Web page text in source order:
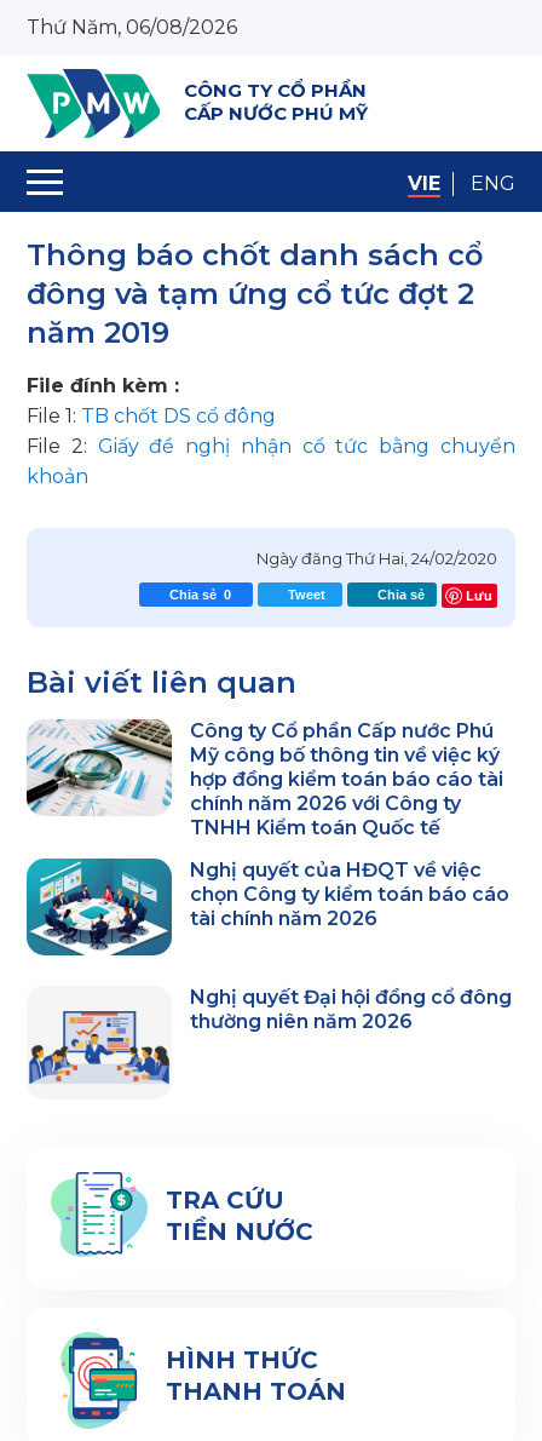
Thứ Năm, 06/08/2026
VIE ENG
CÔNG TY CỔ PHẦN
CẤP NƯỚC PHÚ MỸ
Thông báo chốt danh sách cổ
đông và tạm ứng cổ tức đợt 2
năm 2019
File đính kèm :
File 1: TB chốt DS cổ đông
File 2: Giấy đề nghị nhận cổ tức bằng chuyển
khoản
Ngày đăngThứ Hai, 24/02/2020
Chia sẻ 0 Tweet Chia sẻ Lưu
Bài viết liên quan
Công ty Cổ phần Cấp nước Phú
Mỹ công bố thông tin về việc ký
hợp đồng kiểm toán báo cáo tài
chính năm 2026 với Công ty
TNHH Kiểm toán Quốc tế
Nghị quyết của HĐQT về việc
chọn Công ty kiểm toán báo cáo
tài chính năm 2026
Nghị quyết Đại hội đồng cổ đông
thường niên năm 2026
TRA CỨU
TIỀN NƯỚC
HÌNH THỨC
THANH TOÁN